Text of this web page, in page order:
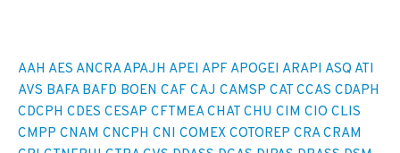
AAH AES ANCRA APAJH APEI APF APOGEI ARAPI ASQ ATI
AVS BAFA BAFD BOEN CAF CAJ CAMSP CAT CCAS CDAPH
CDCPH CDES CESAP CFTMEA CHAT CHU CIM CIO CLIS
CMPP CNAM CNCPH CNI COMEX COTOREP CRA CRAM